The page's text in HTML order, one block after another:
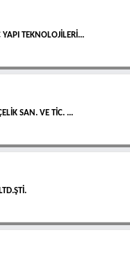
TEKNOLOJİLERİ...
SAN. VE TİC. ...